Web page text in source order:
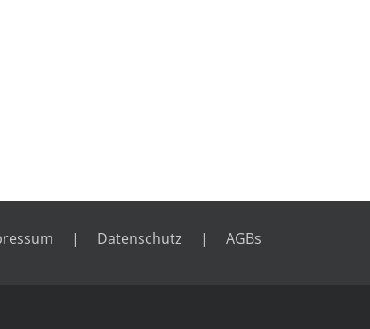
Datenschutz AGBs